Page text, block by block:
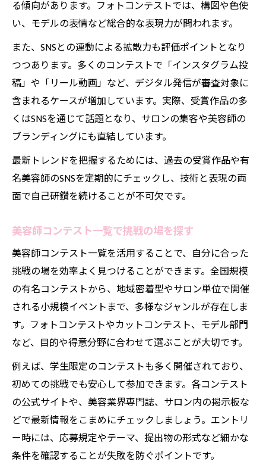
る傾向があります。フォトコンテストでは、構図や色使
い、モデルの表情など総合的な表現力が問われます。
また、SNSとの連動による拡散力も評価ポイントとなり
つつあります。多くのコンテストで「インスタグラム投
稿」や「リール動画」など、デジタル発信が審査対象に
含まれるケースが増加しています。実際、受賞作品の多
くはSNSを通じて話題となり、サロンの集客や美容師の
ブランディングにも直結しています。
最新トレンドを把握するためには、過去の受賞作品や有
名美容師のSNSを定期的にチェックし、技術と表現の両
面で自己研鑽を続けることが不可欠です。
美容師コンテスト一覧で挑戦の場を探す
美容師コンテスト一覧を活用することで、自分に合った
挑戦の場を効率よく見つけることができます。全国規模
の有名コンテストから、地域密着型やサロン単位で開催
される小規模イベントまで、多様なジャンルが存在しま
す。フォトコンテストやカットコンテスト、モデル部門
など、目的や得意分野に合わせて選ぶことが大切です。
例えば、学生限定のコンテストも多く開催されており、
初めての挑戦でも安心して参加できます。各コンテスト
の公式サイトや、美容業界専門誌、サロン内の掲示板な
どで最新情報をこまめにチェックしましょう。エントリ
ー時には、応募規定やテーマ、提出物の形式など細かな
条件を確認することが失敗を防ぐポイントです。